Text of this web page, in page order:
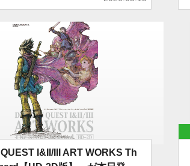
QUEST I&II/III ART WORKS Th